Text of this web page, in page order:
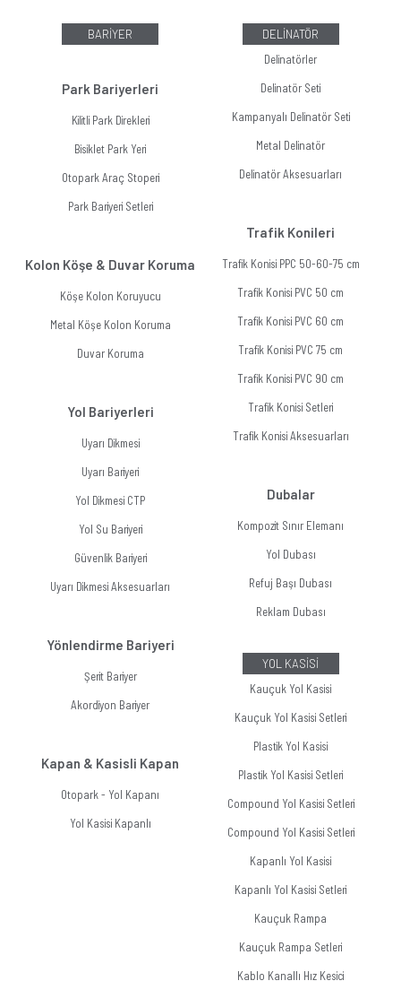
BARİYER
Park Bariyerleri
Kilitli Park Direkleri
Bisiklet Park Yeri
Otopark Araç Stoperi
Park Bariyeri Setleri
Kolon Köşe & Duvar Koruma
Köşe Kolon Koruyucu
Metal Köşe Kolon Koruma
Duvar Koruma
Yol Bariyerleri
Uyarı Dikmesi
Uyarı Bariyeri
Yol Dikmesi CTP
Yol Su Bariyeri
Güvenlik Bariyeri
Uyarı Dikmesi Aksesuarları
Yönlendirme Bariyeri
Şerit Bariyer
Akordiyon Bariyer
Kapan & Kasisli Kapan
Otopark - Yol Kapanı
Yol Kasisi Kapanlı
DELİNATÖR
Delinatörler
Delinatör Seti
Kampanyalı Delinatör Seti
Metal Delinatör
Delinatör Aksesuarları
Trafik Konileri
Trafik Konisi PPC 50-60-75 cm
Trafik Konisi PVC 50 cm
Trafik Konisi PVC 60 cm
Trafik Konisi PVC 75 cm
Trafik Konisi PVC 90 cm
Trafik Konisi Setleri
Trafik Konisi Aksesuarları
Dubalar
Kompozit Sınır Elemanı
Yol Dubası
Refuj Başı Dubası
Reklam Dubası
YOL KASİSİ
Kauçuk Yol Kasisi
Kauçuk Yol Kasisi Setleri
Plastik Yol Kasisi
Plastik Yol Kasisi Setleri
Compound Yol Kasisi Setleri
Compound Yol Kasisi Setleri
Kapanlı Yol Kasisi
Kapanlı Yol Kasisi Setleri
Kauçuk Rampa
Kauçuk Rampa Setleri
Kablo Kanallı Hız Kesici